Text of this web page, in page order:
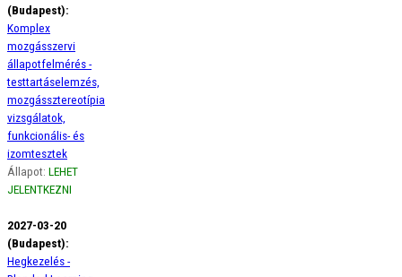
(Budapest):
Komplex
mozgásszervi
állapotfelmérés -
testtartáselemzés,
mozgássztereotípia
vizsgálatok,
funkcionális- és
izomtesztek
Állapot: LEHET
JELENTKEZNI
2027-03-20
(Budapest):
Hegkezelés -